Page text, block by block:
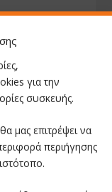
για την
συσκευής.
μας επιτρέψει να
περιήγησης